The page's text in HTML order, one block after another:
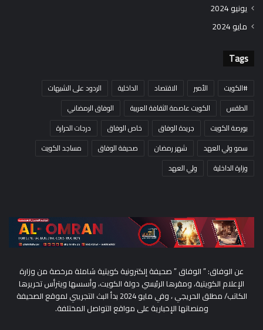
يونيو 2024
مايو 2024
Tags
#الكويت الأمير الاقتصاد الداخلية
الردود على الشبهات
الطقس
الكويت عاصمة الثقافة العربية
الوفاق الرمضاني
بورصة الكويت
جريدة الوفاق خاص الوفاق
درجات الحرارة
سمو ولي العهد
شهر رمضان صحيفة الوفاق
مساجد الكويت
وزارة الداخلية
ولي العهد
عن الوفاق: ” الوفاق ” صحيفة إلكترونية كويتية شاملة مرخصة من وزارة
الإعلام الكويتية، ومقرها الرئيسي دولة الكويت، وأسسها ويترأس تحريرها
الكاتب/ مطلق الحريجي ، وفي مايو 2024 بدأ البث التجريبي لموقع الصحيفة
ومنصاتها الإخبارية على مواقع التواصل المختلفة.